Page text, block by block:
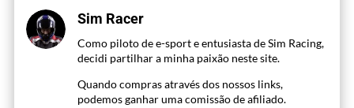
Sim Racer
Como piloto de e-sport e entusiasta de Sim Racing,
decidi partilhar a minha paixão neste site.
Quando compras através dos nossos links,
podemos ganhar uma comissão de afiliado.